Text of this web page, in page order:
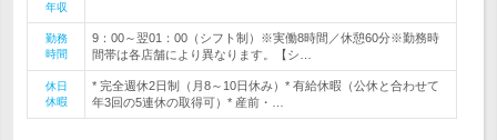
年収
勤務
時間
9：00～翌01：00（シフト制）※実働8時間／休憩60分※勤務時
間帯は各店舗により異なります。【シ…
休日
休暇
* 完全週休2日制（月8～10日休み）* 有給休暇（公休と合わせて
年3回の5連休の取得可）* 産前・…